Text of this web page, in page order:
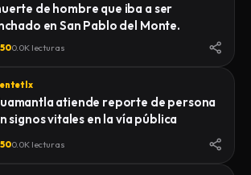
de hombre que iba a ser
en San Pablo del Monte.
500.0K lecturas
atiende reporte de persona
signos vitales en la vía pública
500.0K lecturas